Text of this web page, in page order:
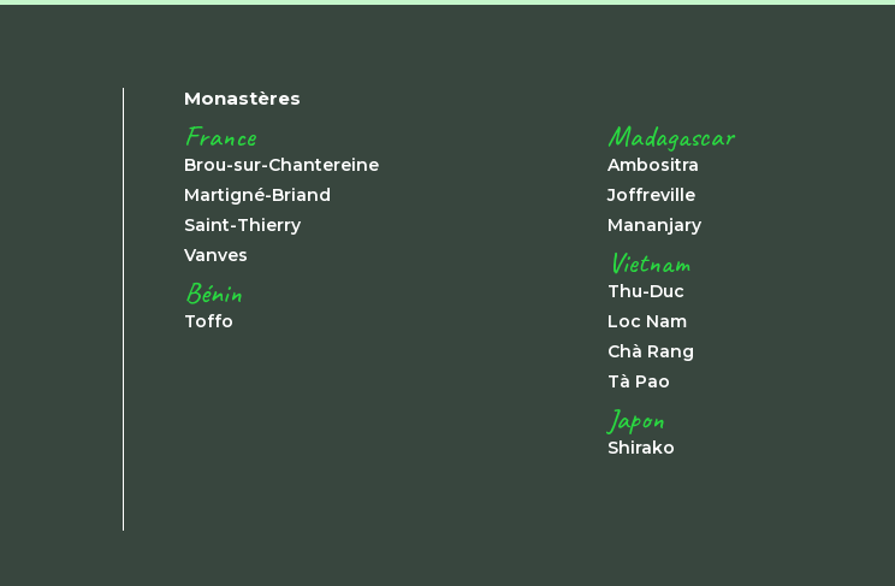
Monastères
France
Brou-sur-Chantereine
Martigné-Briand
Saint-Thierry
Vanves
Bénin
Toffo
Madagascar
Ambositra
Joffreville
Mananjary
Vietnam
Thu-Duc
Loc Nam
Chà Rang
Tà Pao
Japon
Shirako